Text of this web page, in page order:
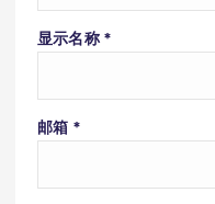
显示名称 *
邮箱 *